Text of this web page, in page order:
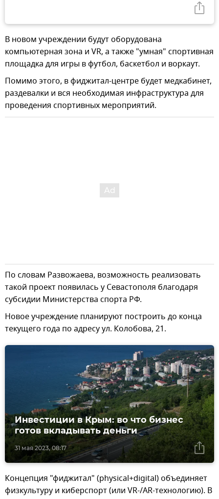
В новом учреждении будут оборудована
компьютерная зона и VR, а также "умная" спортивная
площадка для игры в футбол, баскетбол и воркаут.
Помимо этого, в фиджитал-центре будет медкабинет,
раздевалки и вся необходимая инфраструктура для
проведения спортивных мероприятий.
По словам Развожаева, возможность реализовать
такой проект появилась у Севастополя благодаря
субсидии Министерства спорта РФ.
Новое учреждение планируют построить до конца
текущего года по адресу ул. Колобова, 21.
31 мая 2023, 08:17
Инвестиции в Крым: во что бизнес
готов вкладывать деньги
Концепция "фиджитал" (physical+digital) объединяет
физкультуру и киберспорт (или VR-/AR-технологию). В